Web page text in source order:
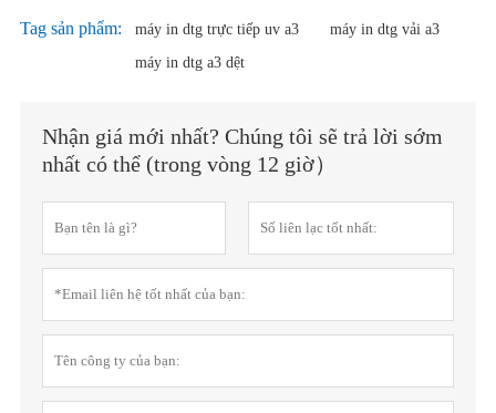
Tag sản phẩm: máy in dtg trực tiếp uv a3
máy in dtg vải a3
máy in dtg a3 dệt
Nhận giá mới nhất? Chúng tôi sẽ trả lời sớm
nhất có thể (trong vòng 12 giờ）